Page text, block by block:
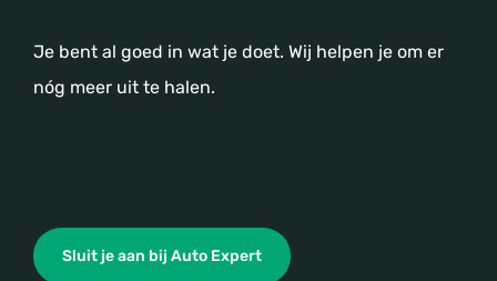
Je bent al goed in wat je doet. Wij helpen je om er
nóg meer uit te halen.
Sluit je aan bij Auto Expert